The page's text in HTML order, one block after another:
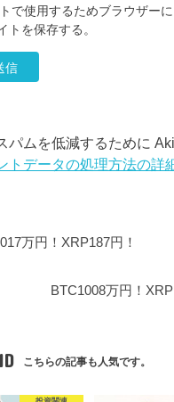
で使用するためブラウザー
トを保存する。
パムを低減するために
トデータの処理方法の詳
万円！XRP187円！
BTC1008万円！
こちらの記事も人気です。